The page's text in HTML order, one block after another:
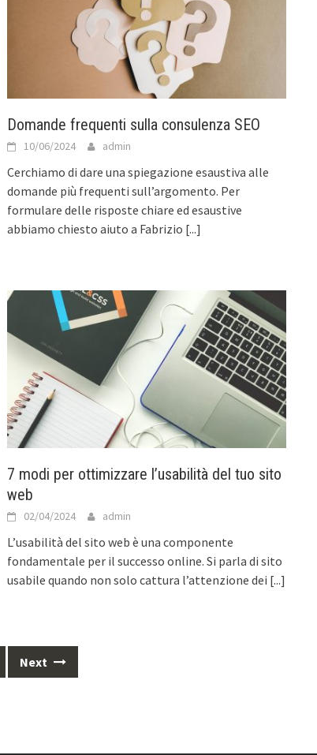
Domande frequenti sulla consulenza SEO
10/06/2024 admin
Cerchiamo di dare una spiegazione esaustiva alle
domande più frequenti sull’argomento. Per
formulare delle risposte chiare ed esaustive
abbiamo chiesto aiuto a Fabrizio [...]
7 modi per ottimizzare l’usabilità del tuo sito
web
02/04/2024 admin
L’usabilità del sito web è una componente
fondamentale per il successo online. Si parla di sito
usabile quando non solo cattura l’attenzione dei [...]
Next